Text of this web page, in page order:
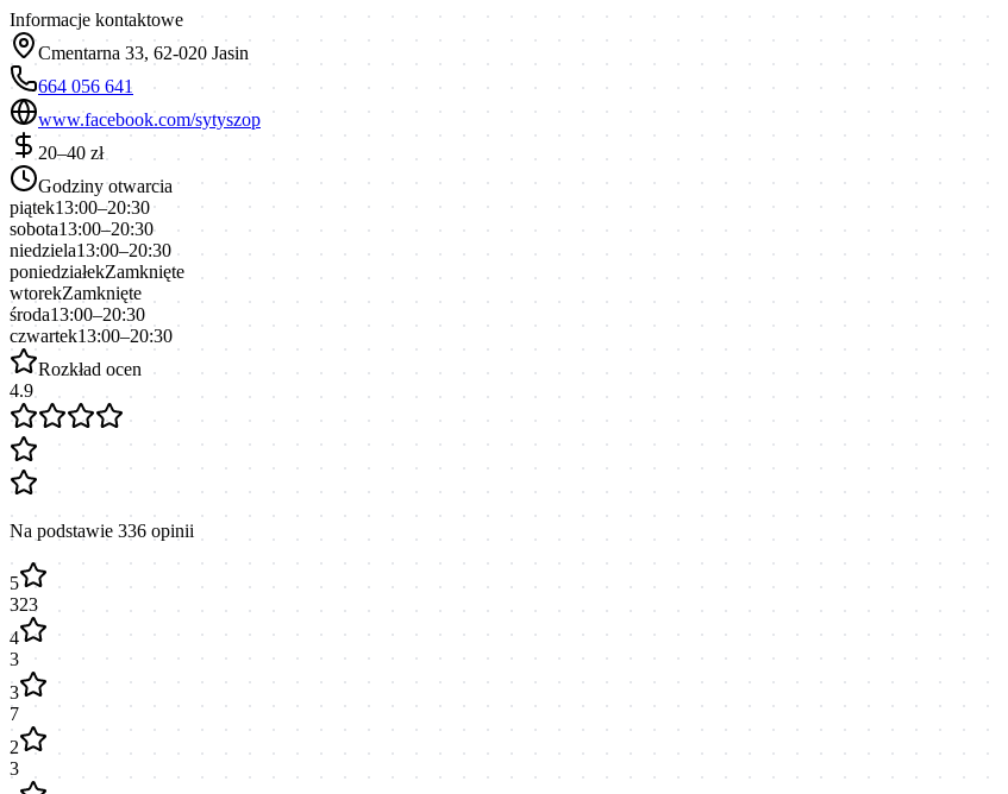
Informacje kontaktowe
Cmentarna 33, 62-020 Jasin
664 056 641
www.facebook.com/sytyszop
20–40 zł
Godziny otwarcia
piątek13:00–20:30
sobota13:00–20:30
niedziela13:00–20:30
poniedziałekZamknięte
wtorekZamknięte
środa13:00–20:30
czwartek13:00–20:30
Rozkład ocen
4.9
Na podstawie 336 opinii
5
323
4
3
3
7
2
3